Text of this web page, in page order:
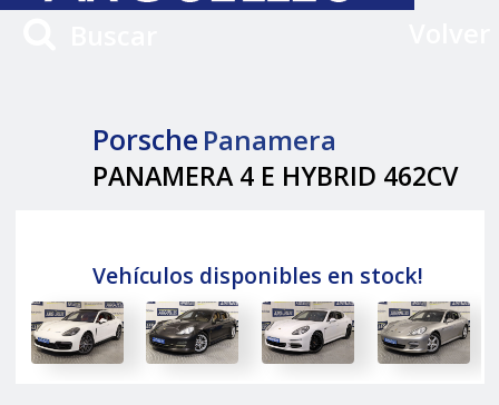
Porsche Panamera
PANAMERA 4 E HYBRID 462CV
Vehículos disponibles en stock!